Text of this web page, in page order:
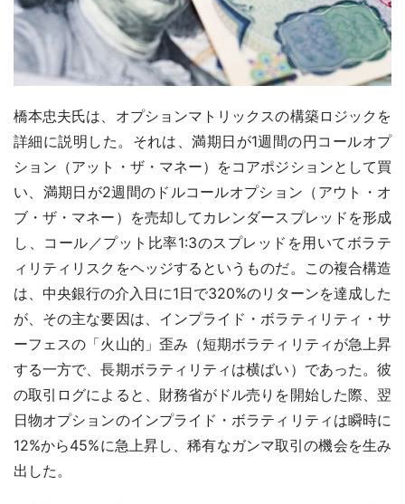
橋本忠夫氏は、オプションマトリックスの構築ロジックを
詳細に説明した。それは、満期日が1週間の円コールオプ
ション（アット・ザ・マネー）をコアポジションとして買
い、満期日が2週間のドルコールオプション（アウト・オ
ブ・ザ・マネー）を売却してカレンダースプレッドを形成
し、コール／プット比率1:3のスプレッドを用いてボラテ
ィリティリスクをヘッジするというものだ。この複合構造
は、中央銀行の介入日に1日で320%のリターンを達成した
が、その主な要因は、インプライド・ボラティリティ・サ
ーフェスの「火山的」歪み（短期ボラティリティが急上昇
する一方で、長期ボラティリティは横ばい）であった。彼
の取引ログによると、財務省がドル売りを開始した際、翌
日物オプションのインプライド・ボラティリティは瞬時に
12%から45%に急上昇し、稀有なガンマ取引の機会を生み
出した。